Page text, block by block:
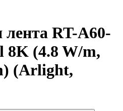
лента RT-A60-
8K (4.8 W/m,
(Arlight,